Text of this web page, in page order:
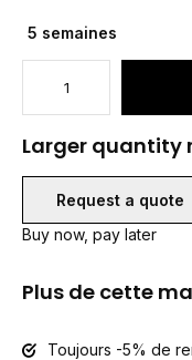
5 semaines
Larger quantity
Request a quote
Buy now, pay later
Plus de cette
Toujours -5% de